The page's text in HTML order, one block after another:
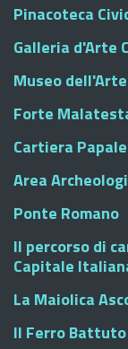
Pinacoteca
Galleria d'Arte
Museo
Forte
Cartiera Papale
Area
Ponte Romano
Il percorso di
Capitale
La Maiolica
Il Ferro Battuto